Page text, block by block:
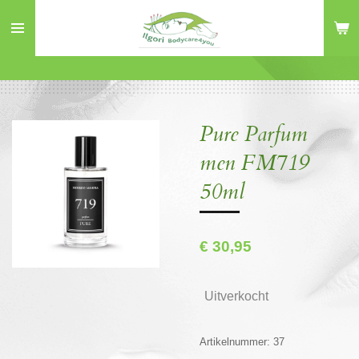
direct
hoofdinhoud
Pure Parfum
men FM719
50ml
€ 30,95
Uitverkocht
Artikelnummer: 37